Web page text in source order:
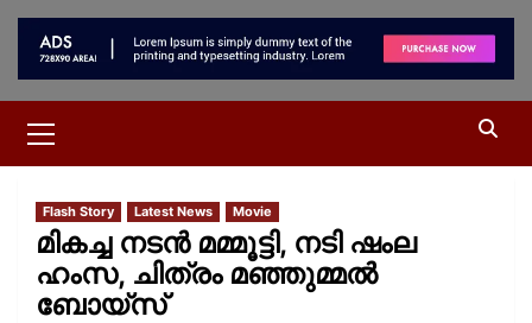
Flash Story Latest News Movie
മികച്ച നടൻ മമ്മൂട്ടി, നടി ഷംല
ഹംസ, ചിത്രം മഞ്ഞുമ്മൽ
ബോയ്സ്